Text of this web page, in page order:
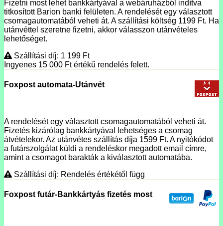
Fizetni most lehet bankkártyával a webáruházból indítva
titkosított Barion banki felületen. A rendelését egy választott
csomagautomatából veheti át. A szállítási költség 1199 Ft. Ha
utánvéttel szeretne fizetni, akkor válasszon utánvételes
lehetőséget.
Szállítási díj: 1 199 Ft
Ingyenes 15 000 Ftértékű rendelés felett.
Foxpost automata-Utánvét
A rendelését egy választott csomagautomatából veheti át.
Fizetés kizárólag bankkártyával lehetséges a csomag
átvételekor. Az utánvétes szállítás díja 1599 Ft. A nyitókódot
a futárszolgálat küldi a rendeléskor megadott email címre,
amint a csomagot barakták a kiválasztott automatába.
Szállítási díj: Rendelés értékétől függ
Foxpost futár-Bankkártyás fizetés most